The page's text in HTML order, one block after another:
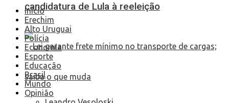
candidatura de Lula à reeleição
Início
Erechim
Alto Uruguai
Polícia
Economia
Esporte
Educação
Brasil
Mundo
Opinião